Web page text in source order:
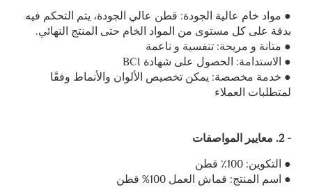
● مواد خام عالية الجودة: قطن عالي الجودة، يتم التحكم فيه
بدقة على كل مستوى من المواد الخام حتى المنتج النهائي.
● متانة و مريحة: تنفسية و ناعمة
● الاستدامة: الحصول على شهادة BCI
● خدمة مخصصة: يمكن تخصيص الألوان والأنماط وفقًا
لمتطلبات العملاء
- 2. معايير المواصفات
● التكوين: 100٪ قطن
● اسم المنتج: قماش العمل 100% قطن